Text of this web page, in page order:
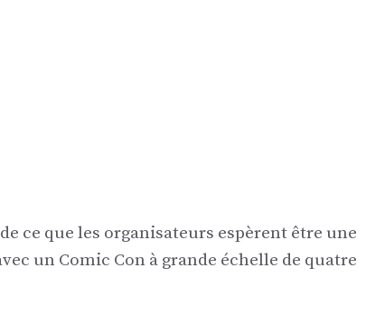
ce que les organisateurs espèrent être une
un Comic Con à grande échelle de quatre